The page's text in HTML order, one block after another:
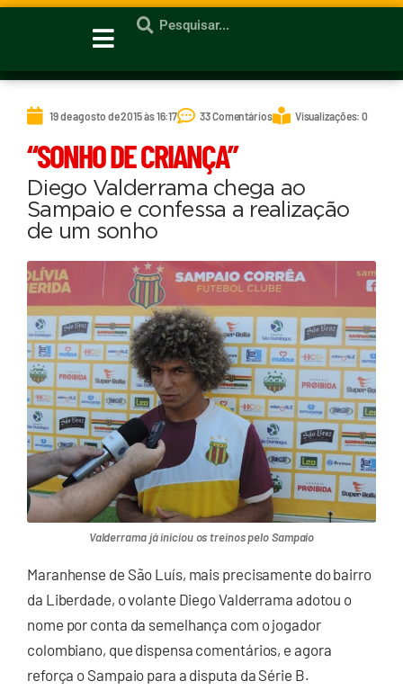
19 de agosto de 2015 às 16:17 33 Comentários Visualizações: 0
“SONHO DE CRIANÇA”
Diego Valderrama chega ao
Sampaio e confessa a realização
de um sonho
Valderrama já iniciou os treinos pelo Sampaio
Maranhense de São Luís, mais precisamente do bairro
da Liberdade, o volante Diego Valderrama adotou o
nome por conta da semelhança com o jogador
colombiano, que dispensa comentários, e agora
reforça o Sampaio para a disputa da Série B.